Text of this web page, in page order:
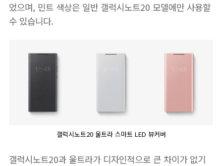
었으며, 민트 색상은 일반 갤럭시노트20 모델에만 사용할
수 있습니다.
갤럭시노트20 울트라 스마트 LED 뷰커버
갤럭시노트20과 울트라가 디자인적으로 큰 차이가 없기